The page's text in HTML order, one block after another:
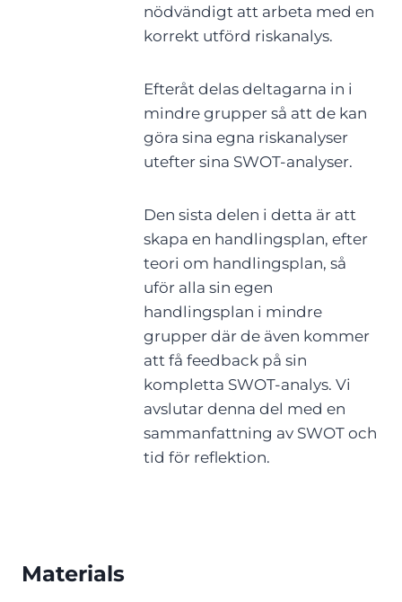
nödvändigt att arbeta med en
korrekt utförd riskanalys.
Efteråt delas deltagarna in i
mindre grupper så att de kan
göra sina egna riskanalyser
utefter sina SWOT-analyser.
Den sista delen i detta är att
skapa en handlingsplan, efter
teori om handlingsplan, så
uför alla sin egen
handlingsplan i mindre
grupper där de även kommer
att få feedback på sin
kompletta SWOT-analys. Vi
avslutar denna del med en
sammanfattning av SWOT och
tid för reflektion.
Materials